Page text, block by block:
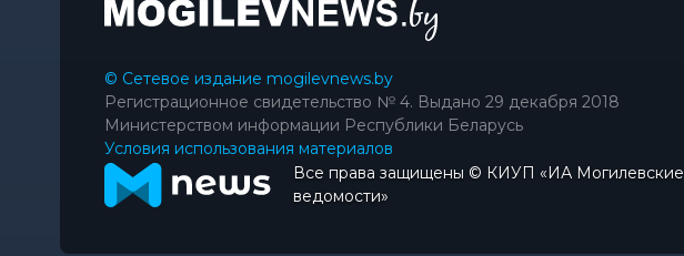
© Сетевое издание mogilevnews.by
Регистрационное свидетельство № 4. Выдано 29 декабря 2018
Министерством информации Республики Беларусь
Условия использования материалов
Все права защищены © КИУП «ИА Могилевские
ведомости»